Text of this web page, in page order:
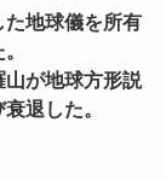
地球儀を所有
が地球方形説
退した。